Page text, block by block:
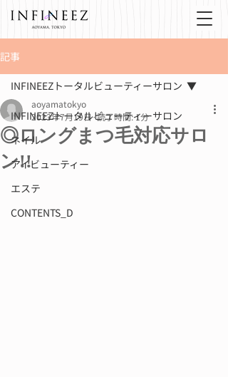
記事
INFINEEZトータルビューティーサロン
ネイル
アイビューティー
エステ
CONTENTS_D
INFINEEZトータルビューティーサロン
◎ロングまつ毛対応サロ
ン!!
aoyamatokyo
2023年7月19日 読了時間: 1分